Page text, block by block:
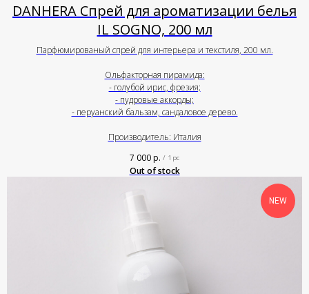
DANHERA Спрей для ароматизации белья
IL SOGNO, 200 мл
Парфюмированый спрей для интерьера и текстиля, 200 мл.
Ольфакторная пирамида:
- голубой ирис, фрезия;
- пудровые аккорды;
- перуанский бальзам, сандаловое дерево.
Производитель: Италия
7 000р. / 1 pc
Out of stock
NEW